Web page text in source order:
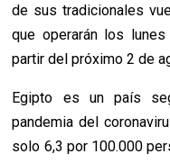
de sus tradicionales
que operarán los
partir del próximo 2 de
Egipto es un país
pandemia del
solo 6,3 por 100.000